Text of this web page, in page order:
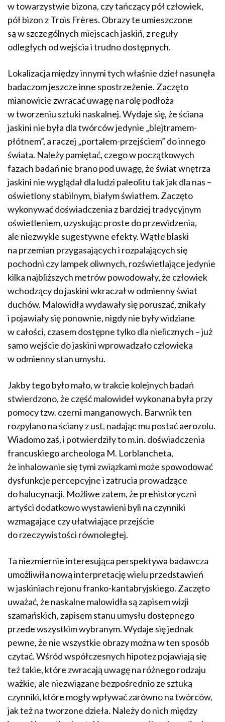
w towarzystwie bizona, czy tańczący pół człowiek,
pół bizon z Trois Frères. Obrazy te umieszczone
są w szczególnych miejscach jaskiń, z reguły
odległych od wejścia i trudno dostępnych.
Lokalizacja między innymi tych właśnie dzieł nasunęła
badaczom jeszcze inne spostrzeżenie. Zaczęto
mianowicie zwracać uwagę na rolę podłoża
w tworzeniu sztuki naskalnej. Wydaje się, że ściana
jaskini nie była dla twórców jedynie „blejtramem-
płótnem”, a raczej „portalem-przejściem” do innego
świata. Należy pamiętać, czego w początkowych
fazach badań nie brano pod uwagę, że świat wnętrza
jaskini nie wyglądał dla ludzi paleolitu tak jak dla nas –
oświetlony stabilnym, białym światłem. Zaczęto
wykonywać doświadczenia z bardziej tradycyjnym
oświetleniem, uzyskując proste do przewidzenia,
ale niezwykle sugestywne efekty. Wątłe blaski
na przemian przygasających i rozpalających się
pochodni czy lampek oliwnych, rozświetlające jedynie
kilka najbliższych metrów powodowały, że człowiek
wchodzący do jaskini wkraczał w odmienny świat
duchów. Malowidła wydawały się poruszać, znikały
i pojawiały się ponownie, nigdy nie były widziane
w całości, czasem dostępne tylko dla nielicznych – już
samo wejście do jaskini wprowadzało człowieka
w odmienny stan umysłu.
Jakby tego było mało, w trakcie kolejnych badań
stwierdzono, że część malowideł wykonana była przy
pomocy tzw. czerni manganowych. Barwnik ten
rozpylano na ściany z ust, nadając mu postać aerozolu.
Wiadomo zaś, i potwierdziły to m.in. doświadczenia
francuskiego archeologa M. Lorblancheta,
że inhalowanie się tymi związkami może spowodować
dysfunkcje percepcyjne i zatrucia prowadzące
do halucynacji. Możliwe zatem, że prehistoryczni
artyści dodatkowo wystawieni byli na czynniki
wzmagające czy ułatwiające przejście
do rzeczywistości równoległej.
Ta niezmiernie interesująca perspektywa badawcza
umożliwiła nową interpretację wielu przedstawień
w jaskiniach rejonu franko-kantabryjskiego. Zaczęto
uważać, że naskalne malowidła są zapisem wizji
szamańskich, zapisem stanu umysłu dostępnego
przede wszystkim wybranym. Wydaje się jednak
pewne, że nie wszystkie obrazy można w ten sposób
czytać. Wśród współczesnych hipotez pojawiają się
też takie, które zwracają uwagę na różnego rodzaju
ważkie, ale niezwiązane bezpośrednio ze sztuką
czynniki, które mogły wpływać zarówno na twórców,
jak też na tworzone dzieła. Należy do nich między